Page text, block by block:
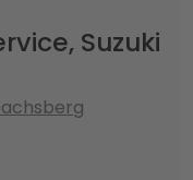
Suzuki